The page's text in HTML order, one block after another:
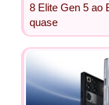
8 Elite Gen 5 ao
quase